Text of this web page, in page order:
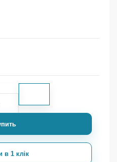
в 1 клік